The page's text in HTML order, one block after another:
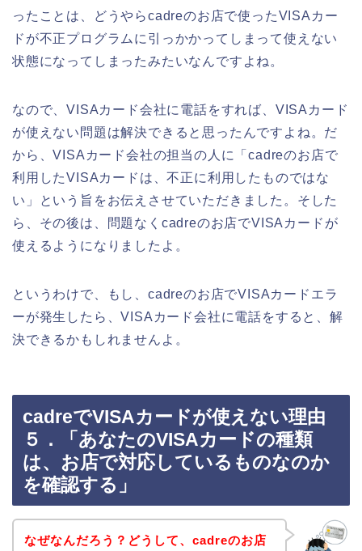
ったことは、どうやらcadreのお店で使ったVISAカー
ドが不正プログラムに引っかかってしまって使えない
状態になってしまったみたいなんですよね。
なので、VISAカード会社に電話をすれば、VISAカード
が使えない問題は解決できると思ったんですよね。だ
から、VISAカード会社の担当の人に「cadreのお店で
利用したVISAカードは、不正に利用したものではな
い」という旨をお伝えさせていただきました。そした
ら、その後は、問題なくcadreのお店でVISAカードが
使えるようになりましたよ。
というわけで、もし、cadreのお店でVISAカードエラ
ーが発生したら、VISAカード会社に電話をすると、解
決できるかもしれませんよ。
cadreでVISAカードが使えない理由
５．「あなたのVISAカードの種類
は、お店で対応しているものなのか
を確認する」
なぜなんだろう？どうして、cadreのお店